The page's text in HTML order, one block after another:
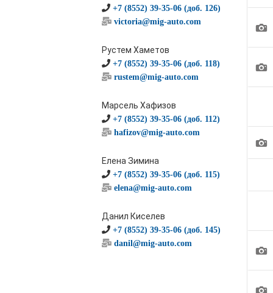
+7 (8552) 39-35-06 (доб. 126)
victoria@mig-auto.com
Рустем Хаметов
+7 (8552) 39-35-06 (доб. 118)
rustem@mig-auto.com
Марсель Хафизов
+7 (8552) 39-35-06 (доб. 112)
hafizov@mig-auto.com
Елена Зимина
+7 (8552) 39-35-06 (доб. 115)
elena@mig-auto.com
Данил Киселев
+7 (8552) 39-35-06 (доб. 145)
danil@mig-auto.com
1
1
1
1
1